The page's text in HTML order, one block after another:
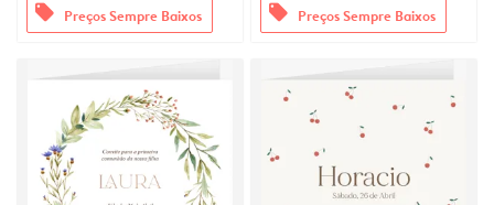
offers Preços Sempre Baixos offers Preços Sempre Baixos